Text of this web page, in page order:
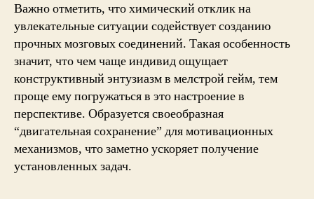
Важно отметить, что химический отклик на
увлекательные ситуации содействует созданию
прочных мозговых соединений. Такая особенность
значит, что чем чаще индивид ощущает
конструктивный энтузиазм в мелстрой гейм, тем
проще ему погружаться в это настроение в
перспективе. Образуется своеобразная
“двигательная сохранение” для мотивационных
механизмов, что заметно ускоряет получение
установленных задач.